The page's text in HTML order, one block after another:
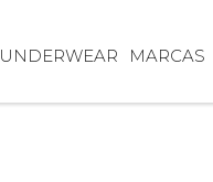
MARCAS
UNDERWEAR